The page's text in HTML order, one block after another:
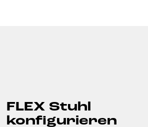
FLEX Stuhl
konfigurieren